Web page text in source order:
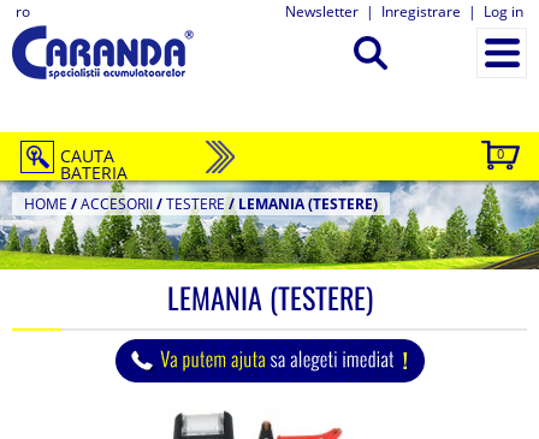
ro Newsletter | Inregistrare | Log in
0
CAUTA
BATERIA
HOME /ACCESORII/TESTERE/ LEMANIA (TESTERE)
LEMANIA (TESTERE)